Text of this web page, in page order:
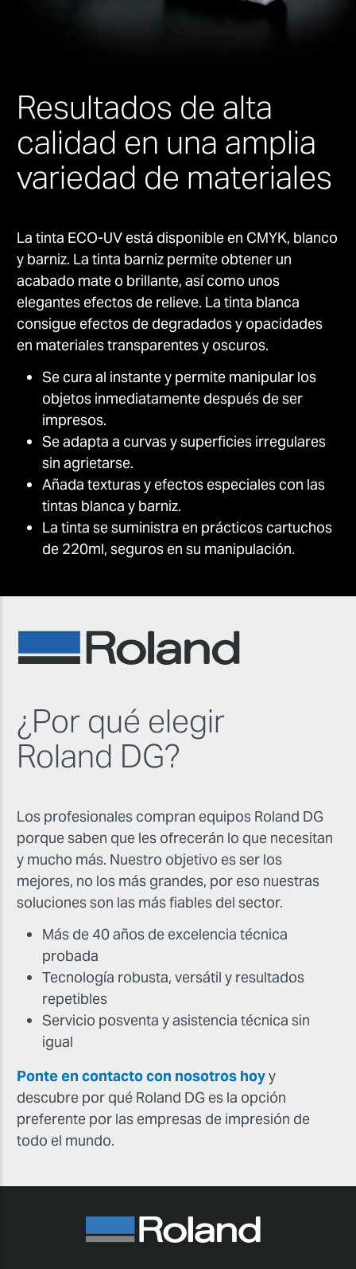
Resultados de alta
calidad en una amplia
variedad de materiales
La tinta ECO-UV está disponible en CMYK, blanco
y barniz. La tinta barniz permite obtener un
acabado mate o brillante, así como unos
elegantes efectos de relieve. La tinta blanca
consigue efectos de degradados y opacidades
en materiales transparentes y oscuros.
Se cura al instante y permite manipular los
objetos inmediatamente después de ser
impresos.
Se adapta a curvas y superficies irregulares
sin agrietarse.
Añada texturas y efectos especiales con las
tintas blanca y barniz.
La tinta se suministra en prácticos cartuchos
de 220ml, seguros en su manipulación.
¿Por qué elegir
Roland DG?
Los profesionales compran equipos Roland DG
porque saben que les ofrecerán lo que necesitan
y mucho más. Nuestro objetivo es ser los
mejores, no los más grandes, por eso nuestras
soluciones son las más fiables del sector.
Más de 40 años de excelencia técnica
probada
Tecnología robusta, versátil y resultados
repetibles
Servicio posventa y asistencia técnica sin
igual
Ponte en contacto con nosotros hoyy
descubre por qué Roland DG es la opción
preferente por las empresas de impresión de
todo el mundo.